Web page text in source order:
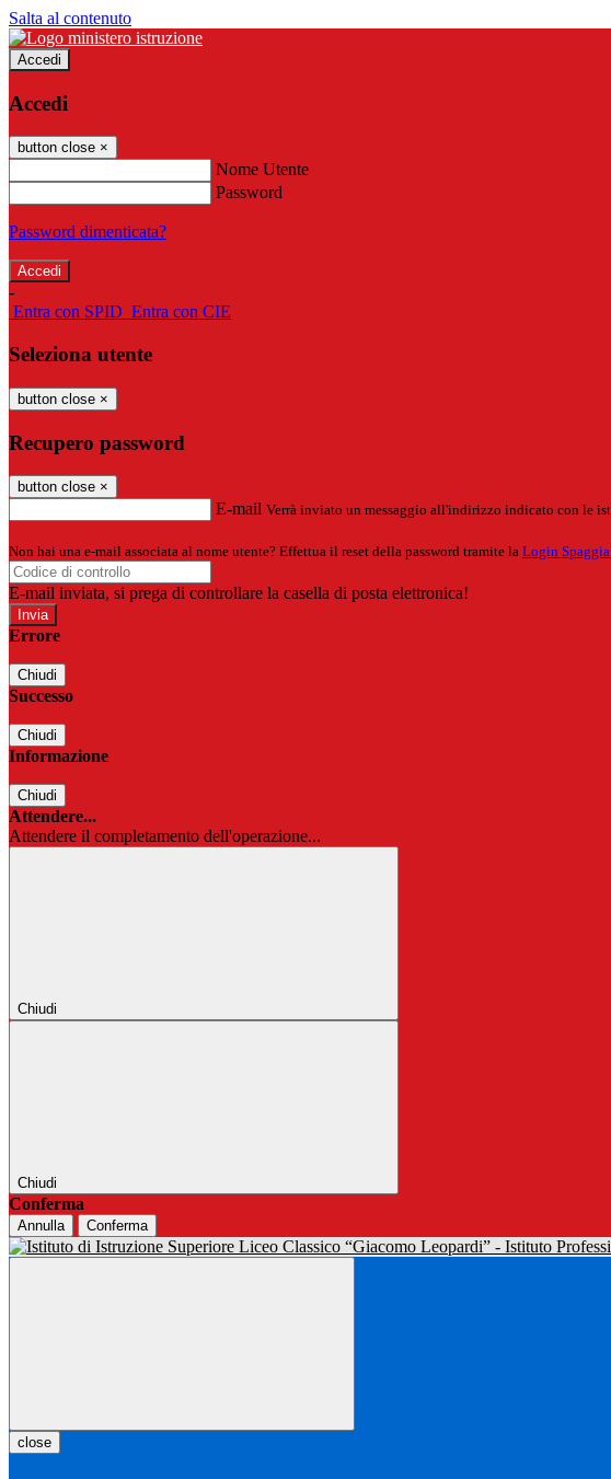
Salta al contenuto
Accedi
Accedi
button close ×
Nome Utente
Password
Password dimenticata?
-
Entra con SPID Entra con CIE
Seleziona utente
button close ×
Recupero password
button close ×
E-mail Verrà inviato un messaggio all'indirizzo indicato con le
Non hai una e-mail associata al nome utente? Effettua il reset della password tramite la Login
E-mail inviata, si prega di controllare la casella di posta elettronica!
Errore
Chiudi
Successo
Chiudi
Informazione
Chiudi
Attendere...
Attendere il completamento dell'operazione...
Chiudi
Chiudi
Conferma
Annulla Conferma
close